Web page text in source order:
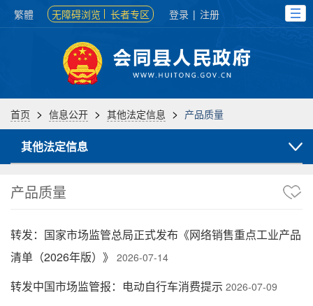
繁體 无障碍浏览 长者专区 登录 | 注册
首页 > 信息公开 > 其他法定信息 > 产品质量
其他法定信息
产品质量
转发：国家市场监管总局正式发布《网络销售重点工业产品
清单（2026年版）》 2026-07-14
转发中国市场监管报：电动自行车消费提示 2026-07-09